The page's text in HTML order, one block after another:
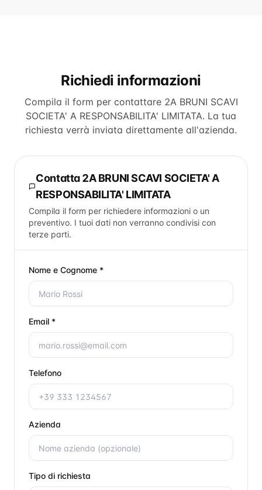
Richiedi informazioni
Compila il form per contattare 2A BRUNI SCAVI
SOCIETA' A RESPONSABILITA' LIMITATA. La tua
richiesta verrà inviata direttamente all'azienda.
Contatta2A BRUNI SCAVI SOCIETA' A
RESPONSABILITA' LIMITATA
Compila il form per richiedere informazioni o un
preventivo. I tuoi dati non verranno condivisi con
terze parti.
Nome e Cognome *
Email *
Telefono
Azienda
Tipo di richiesta